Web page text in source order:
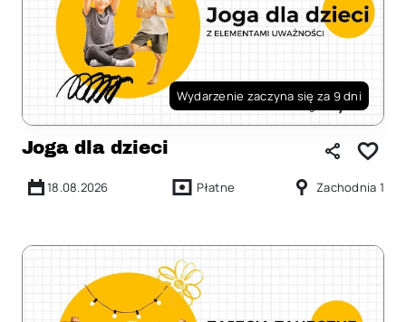
Wydarzenie zaczyna się za 9 dni
Joga dla dzieci
18.08.2026 Płatne Zachodnia 1